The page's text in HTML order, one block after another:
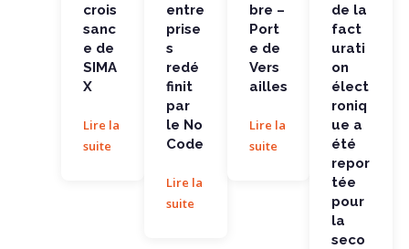
crois
sanc
e de
SIMA
X
Lire la
suite
entre
prise
s
redé
finit
par
le No
Code
Lire la
suite
bre –
Port
e de
Vers
ailles
Lire la
suite
de la
fact
urati
on
élect
roniq
ue a
été
repor
tée
pour
la
seco